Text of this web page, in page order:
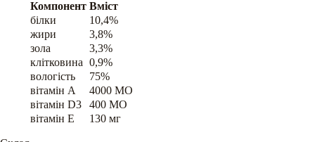
Компонент Вміст
білки
10,4%
жири
3,8%
зола
3,3%
клітковина 0,9%
вологість
75%
вітамін A
4000 МО
вітамін D3
400 МО
вітамін E
130 мг